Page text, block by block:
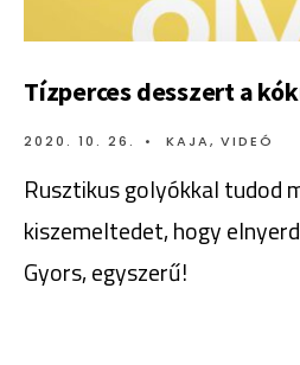
Tízperces desszert a
2020. 10. 26. • KAJA, VIDEÓ
Rusztikus golyókkal tudod
kiszemeltedet, hogy
Gyors, egyszerű!